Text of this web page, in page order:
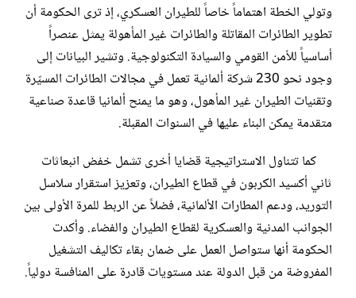
وتولي الخطة اهتماماً خاصاً للطيران العسكري، إذ ترى الحكومة أن
تطوير الطائرات المقاتلة والطائرات غير المأهولة يمثل عنصراً
أساسياً للأمن القومي والسيادة التكنولوجية. وتشير البيانات إلى
وجود نحو 230 شركة ألمانية تعمل في مجالات الطائرات المسيّرة
وتقنيات الطيران غير المأهول، وهو ما يمنح ألمانيا قاعدة صناعية
متقدمة يمكن البناء عليها في السنوات المقبلة.
كما تتناول الاستراتيجية قضايا أخرى تشمل خفض انبعاثات
ثاني أكسيد الكربون في قطاع الطيران، وتعزيز استقرار سلاسل
التوريد، ودعم المطارات الألمانية، فضلاً عن الربط للمرة الأولى بين
الجوانب المدنية والعسكرية لقطاع الطيران والفضاء. وأكدت
الحكومة أنها ستواصل العمل على ضمان بقاء تكاليف التشغيل
المفروضة من قبل الدولة عند مستويات قادرة على المنافسة دولياً.